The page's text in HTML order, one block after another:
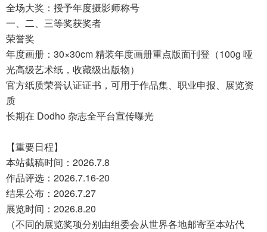
全场大奖：授予年度摄影师称号
一、二、三等奖获奖者
荣誉奖
年度画册：30×30cm 精装年度画册重点版面刊登（100g 哑
光高级艺术纸，收藏级出版物）
官方纸质荣誉认证证书，可用于作品集、职业申报、展览资
质
长期在 Dodho 杂志全平台宣传曝光
【重要日程】
本站截稿时间：2026.7.8
作品评选：2026.7.16-20
结果公布：2026.7.27
展览时间：2026.8.20
（不同的展览奖项分别由组委会从世界各地邮寄至本站代